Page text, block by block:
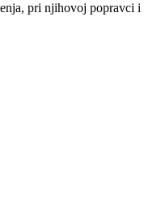
pri njihovoj popravci i